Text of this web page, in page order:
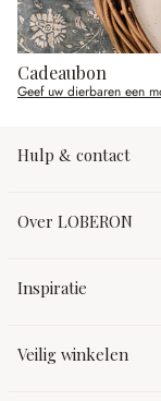
Cadeaubon
Geef uw dierbaren een
Hulp & contact
Over LOBERON
Inspiratie
Veilig winkelen